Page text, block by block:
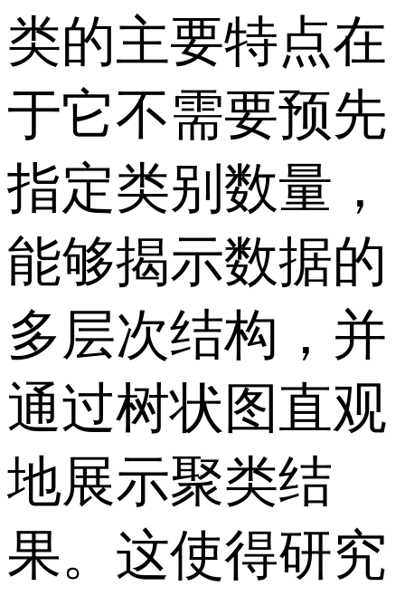
类的主要特点在
于它不需要预先
指定类别数量，
能够揭示数据的
多层次结构，并
通过树状图直观
地展示聚类结
果。这使得研究